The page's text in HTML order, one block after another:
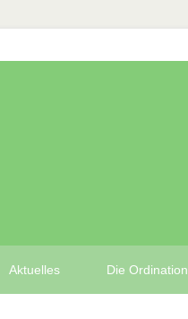
Aktuelles Die Ordination